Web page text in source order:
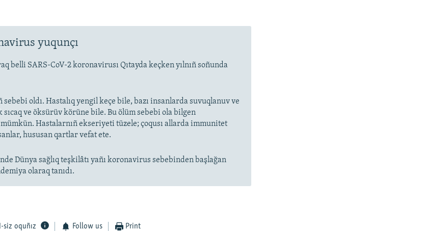
yuqunçı
belli SARS-CoV-2 koronavirusı Qıtayda keçken yılnıñ soñunda
sebebi oldı. Hastalıq yengil keçe bile, bazı insanlarda suvuqlanuv ve
ve öksürüv körüne bile. Bu ölüm sebebi ola bilgen
Hastalarnıñ ekseriyeti tüzele; çoqusı allarda immunitet
hususan qartlar vefat ete.
Dünya sağlıq teşkilâtı yañı koronavirus sebebinden başlağan
olaraq tanıdı.
siz oquñız Follow us Print